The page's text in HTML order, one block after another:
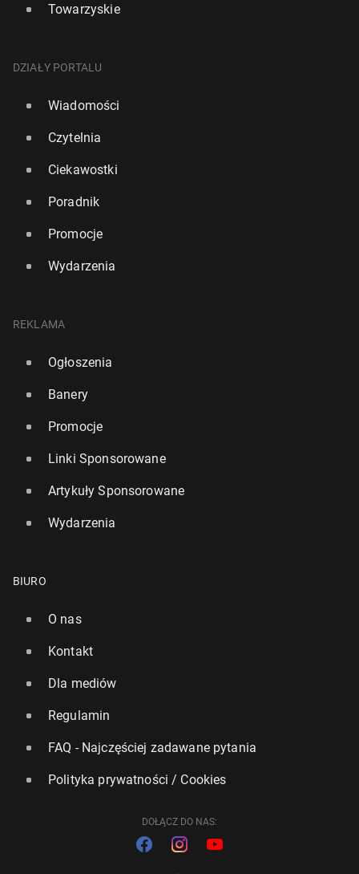
Towarzyskie
DZIAŁY PORTALU
Wiadomości
Czytelnia
Ciekawostki
Poradnik
Promocje
Wydarzenia
REKLAMA
Ogłoszenia
Banery
Promocje
Linki Sponsorowane
Artykuły Sponsorowane
Wydarzenia
BIURO
O nas
Kontakt
Dla mediów
Regulamin
FAQ - Najczęściej zadawane pytania
Polityka prywatności / Cookies
DOŁĄCZ DO NAS: